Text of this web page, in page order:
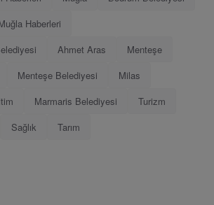
Haberleri
Ahmet Aras
Menteşe
Menteşe Belediyesi
Milas
Marmaris Belediyesi
Turizm
Sağlık Tarım